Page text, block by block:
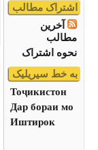
اشتراک مطالب
آخرین
مطالب
نحوه اشتراک
به خط سیریلیک
Тоҷикистон
Дар бораи мо
Иштирок